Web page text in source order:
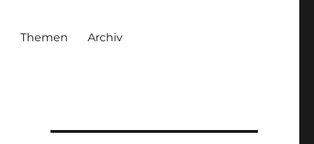
Themen Archiv